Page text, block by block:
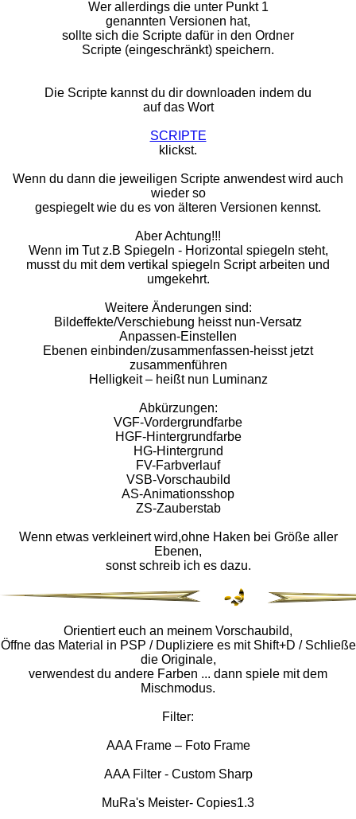
Wer allerdings die unter Punkt 1
genannten Versionen hat,
sollte sich die Scripte dafür in den Ordner
Scripte (eingeschränkt) speichern.
Die Scripte kannst du dir downloaden indem du
auf das Wort
SCRIPTE
klickst.
Wenn du dann die jeweiligen Scripte anwendest wird auch
wieder so
gespiegelt wie du es von älteren Versionen kennst.
Aber Achtung!!!
Wenn im Tut z.B Spiegeln - Horizontal spiegeln steht,
musst du mit dem vertikal spiegeln Script arbeiten und
umgekehrt.
Weitere Änderungen sind:
Bildeffekte/Verschiebung heisst nun-Versatz
Anpassen-Einstellen
Ebenen einbinden/zusammenfassen-heisst jetzt
zusammenführen
Helligkeit – heißt nun Luminanz
Abkürzungen:
VGF-Vordergrundfarbe
HGF-Hintergrundfarbe
HG-Hintergrund
FV-Farbverlauf
VSB-Vorschaubild
AS-Animationsshop
ZS-Zauberstab
Wenn etwas verkleinert wird,ohne Haken bei Größe aller
Ebenen,
sonst schreib ich es dazu.
Orientiert euch an meinem Vorschaubild,
Öffne das Material in PSP / Dupliziere es mit Shift+D / Schließe
die Originale,
verwendest du andere Farben ... dann spiele mit dem
Mischmodus.
Filter:
AAA Frame – Foto Frame
AAA Filter - Custom Sharp
MuRa's Meister- Copies1.3